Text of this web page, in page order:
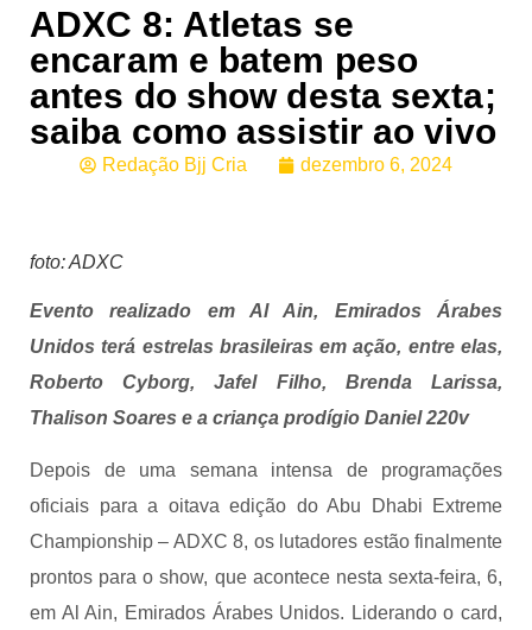
ADXC 8: Atletas se
encaram e batem peso
antes do show desta sexta;
saiba como assistir ao vivo
Redação Bjj Cria dezembro 6, 2024
foto: ADXC
Evento realizado em Al Ain, Emirados Árabes
Unidos terá estrelas brasileiras em ação, entre elas,
Roberto Cyborg, Jafel Filho, Brenda Larissa,
Thalison Soares e a criança prodígio Daniel 220v
Depois de uma semana intensa de programações
oficiais para a oitava edição do Abu Dhabi Extreme
Championship – ADXC 8, os lutadores estão finalmente
prontos para o show, que acontece nesta sexta-feira, 6,
em Al Ain, Emirados Árabes Unidos. Liderando o card,